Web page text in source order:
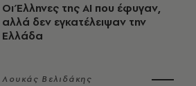
Οι Έλληνες της ΑΙ που έφυγαν,
αλλά δεν εγκατέλειψαν την
Ελλάδα
Λουκάς Βελιδάκης